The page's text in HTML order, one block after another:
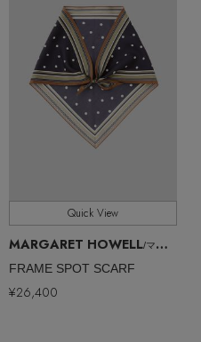
Quick View
MARGARET HOWELL/マーガレット・ハウエル
FRAME SPOT SCARF
¥26,400